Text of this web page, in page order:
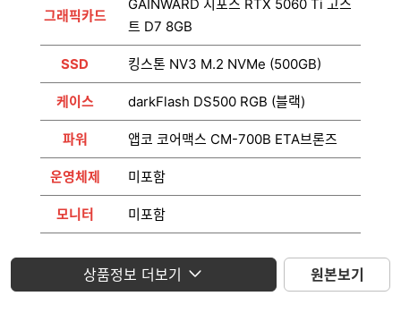
그래픽카드
GAINWARD 지포스 RTX 5060 Ti 고스
트 D7 8GB
SSD 킹스톤 NV3 M.2 NVMe (500GB)
케이스 darkFlash DS500 RGB (블랙)
파워 앱코 코어맥스 CM-700B ETA브론즈
운영체제 미포함
모니터 미포함
상품정보 더보기 원본보기